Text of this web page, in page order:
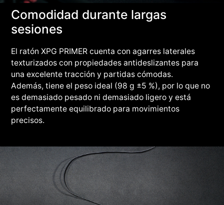
Comodidad durante largas
sesiones
El ratón XPG PRIMER cuenta con agarres laterales
texturizados con propiedades antideslizantes para
una excelente tracción y partidas cómodas.
Además, tiene el peso ideal (98 g ±5 %), por lo que no
es demasiado pesado ni demasiado ligero y está
perfectamente equilibrado para movimientos
precisos.